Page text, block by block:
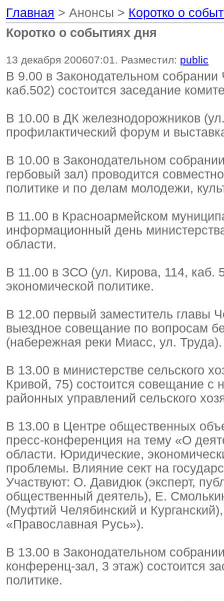
Главная > Анонсы > Коротко о
Коротко о событиях дня
13 декабря 200607:01. Разместил: public
В 9.00 в Законодательном
каб.502) состоится заседание
В 10.00 в ДК железнодорожников
профилактический форум и
В 10.00 в Законодательном
гербовый зал) проводится
политике и по делам молодежи,
В 11.00 в Красноармейском
информационный день
области.
В 11.00 в ЗСО (ул. Кирова, 114, каб.
экономической политике.
В 12.00 первый заместитель главы
выездное совещание по вопросам
(набережная реки Миасс, ул. Труда).
В 13.00 в министерстве сельского
Кривой, 75) состоится совещание с
районных управлений сельского
В 13.00 в Центре общественных
пресс-конференция на тему «О
области. Юридические,
проблемы. Влияние сект на
Участвуют: О. Давидюк (эксперт,
общественный деятель), Е.
(Муфтий Челябинский и
«Православная Русь»).
В 13.00 в Законодательном
конференц-зал, 3 этаж) состоится
политике.